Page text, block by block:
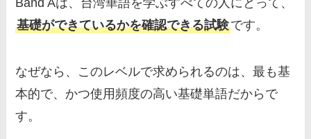
基礎ができているかを確認できる試験です。
なぜなら、このレベルで求められるのは、最も基
本的で、かつ使用頻度の高い基礎単語だからで
す。